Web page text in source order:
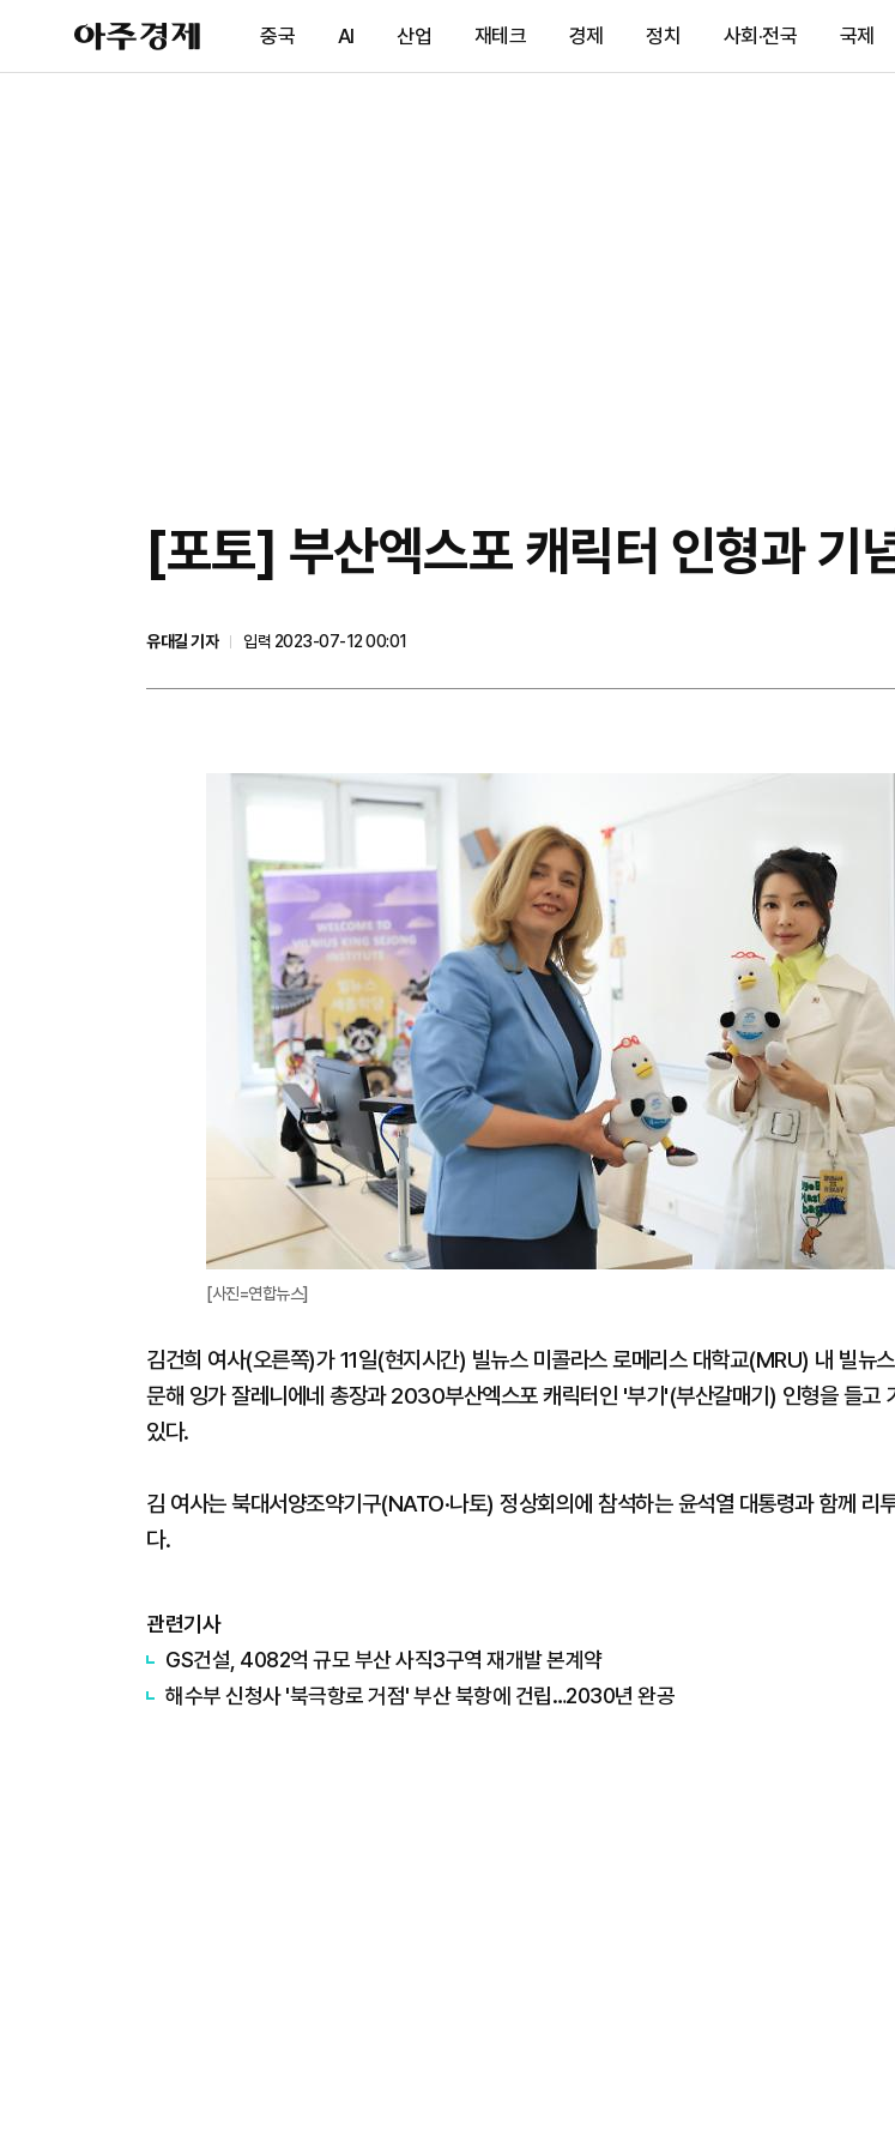
아
주
제
중국 AI 산업 재테크 경제 정치 사회·전국 국제
[포토] 부산엑스포 캐릭터 인형과 기
유대길 기자
입력 2023-07-12 00:01
[사진=연합뉴스]
김건희 여사(오른쪽)가 11일(현지시간) 빌뉴스 미콜라스 로메리스 대학교(MRU) 내 빌뉴
문해 잉가 잘레니에네 총장과 2030부산엑스포 캐릭터인 '부기'(부산갈매기) 인형을 들고
있다.
김 여사는 북대서양조약기구(NATO·나토) 정상회의에 참석하는 윤석열 대통령과 함께 리
다.
관련기사
GS건설, 4082억 규모 부산 사직3구역 재개발 본계약
해수부 신청사 '북극항로 거점' 부산 북항에 건립…2030년 완공